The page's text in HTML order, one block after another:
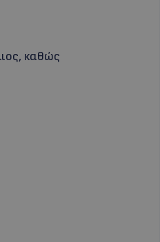
καθώς